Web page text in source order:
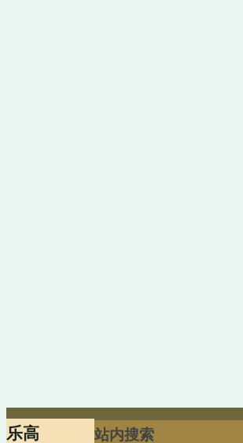
乐高 站内搜索